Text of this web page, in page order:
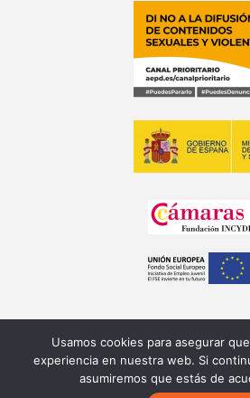
Usamos cookies para asegurar
experiencia en nuestra web. Si
asumiremos que estás de